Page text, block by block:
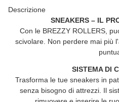
Descrizione
SNEAKERS – IL
Con le BREZZY ROLLERS,
scivolare. Non perdere mai più
SISTEMA DI
Trasforma le tue sneakers in
senza bisogno di attrezzi. Il